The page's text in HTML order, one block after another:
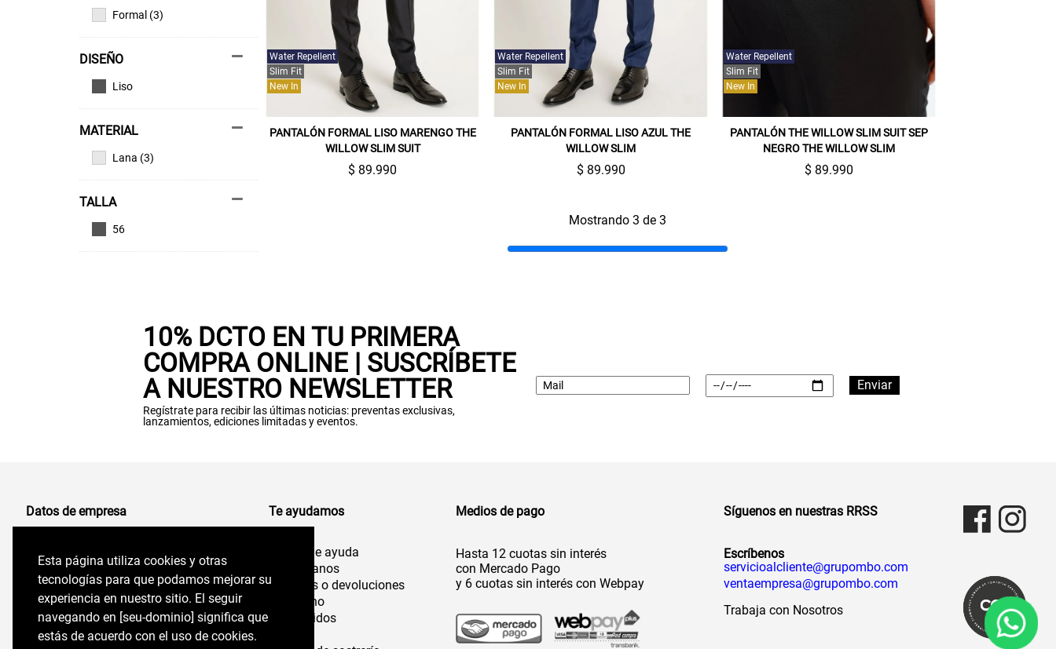
Esta página utiliza cookies y otras
tecnologías para que podamos mejorar su
experiencia en nuestro sitio. El seguir
navegando en perryellis.cl significa que estás
de acuerdo con el uso de cookies.
Esta página utiliza cookies y otras
tecnologías para que podamos mejorar su
experiencia en nuestro sitio. El seguir
navegando en [seu-dominio] significa que
estás de acuerdo con el uso de cookies.
Formal (3)
DISEÑO
Liso
MATERIAL
Lana (3)
TALLA
56
New In
Slim Fit
Water Repellent
PANTALÓN FORMAL LISO MARENGO THE
WILLOW SLIM SUIT
$ 89.990
New In
Slim Fit
Water Repellent
PANTALÓN FORMAL LISO AZUL THE
WILLOW SLIM
$ 89.990
New In
Slim Fit
Water Repellent
PANTALÓN THE WILLOW SLIM SUIT SEP
NEGRO THE WILLOW SLIM
$ 89.990
Mostrando 3 de 3
10% DCTO EN TU PRIMERA
COMPRA ONLINE | SUSCRÍBETE
A NUESTRO NEWSLETTER
Regístrate para recibir las últimas noticias: preventas exclusivas,
lanzamientos, ediciones limitadas y eventos.
Gracias por inscribirte!
Aquí esta tu cupón, usalo en tu siguiente
compra. Valido por 72 hrs.
Datos de empresa
Comercializadora de Vestuario S.A
96.554.710-K
Felix de Amesti 218,
Las Condes, Santiago,
Chile
Te ayudamos
Centro de ayuda
Contáctanos
Cambios o devoluciones
Despacho
Mis pedidos
Medios de pago
Hasta 12 cuotas sin interés
con Mercado Pago
y 6 cuotas sin interés con Webpay
Síguenos en nuestras RRSS
Escríbenos
servicioalcliente@grupombo.com
ventaempresa@grupombo.com
Trabaja con Nosotros